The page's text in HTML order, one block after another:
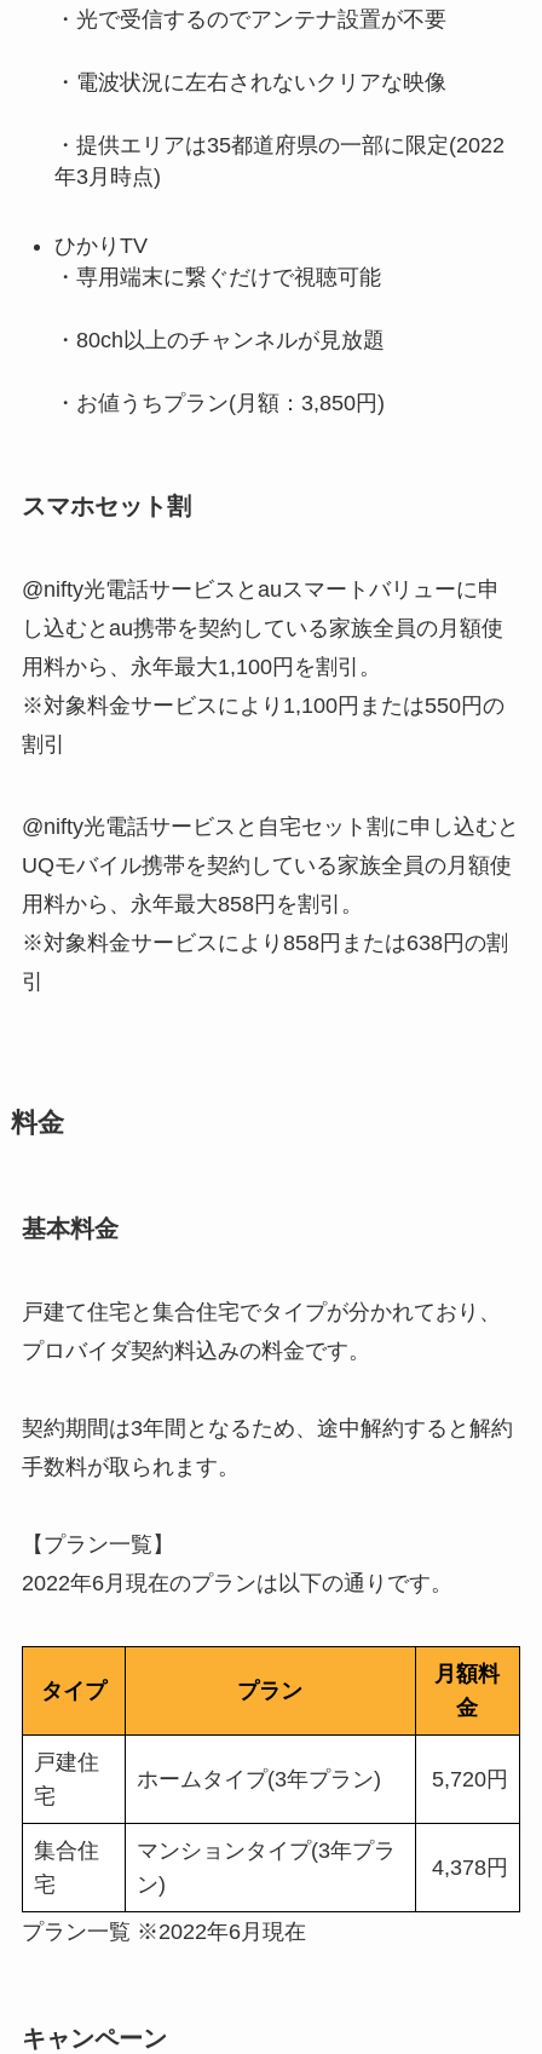
・光で受信するのでアンテナ設置が不要
・電波状況に左右されないクリアな映像
・提供エリアは35都道府県の一部に限定(2022
年3月時点)
ひかりTV
・専用端末に繋ぐだけで視聴可能
・80ch以上のチャンネルが見放題
・お値うちプラン(月額：3,850円)
スマホセット割
@nifty光電話サービスとauスマートバリューに申
し込むとau携帯を契約している家族全員の月額使
用料から、永年最大1,100円を割引。
※対象料金サービスにより1,100円または550円の
割引
@nifty光電話サービスと自宅セット割に申し込むと
UQモバイル携帯を契約している家族全員の月額使
用料から、永年最大858円を割引。
※対象料金サービスにより858円または638円の割
引
料金
基本料金
戸建て住宅と集合住宅でタイプが分かれており、
プロバイダ契約料込みの料金です。
契約期間は3年間となるため、途中解約すると解約
手数料が取られます。
【プラン一覧】
2022年6月現在のプランは以下の通りです。
タイプ プラン
月額料
金
戸建住
宅
ホームタイプ(3年プラン) 5,720円
集合住
宅
マンションタイプ(3年プラ
ン)
4,378円
プラン一覧 ※2022年6月現在
キャンペーン